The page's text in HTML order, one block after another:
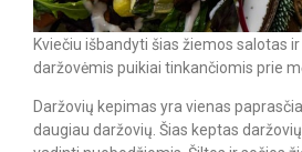
Kviečiu išbandyti šias žiemos salotas
daržovėmis puikiai tinkančiomis prie
Daržovių kepimas yra vienas
daugiau daržovių. Šias keptas